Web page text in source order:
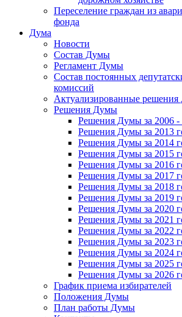
Переселение граждан из
фонда
Дума
Новости
Состав Думы
Регламент Думы
Состав постоянных
комиссий
Актуализированные
Решения Думы
Решения Думы за 2006 -
Решения Думы за 2013
Решения Думы за 2014
Решения Думы за 2015
Решения Думы за 2016
Решения Думы за 2017
Решения Думы за 2018
Решения Думы за 2019
Решения Думы за 2020
Решения Думы за 2021
Решения Думы за 2022
Решения Думы за 2023
Решения Думы за 2024
Решения Думы за 2025
Решения Думы за 2026
График приема избирателей
Положения Думы
План работы Думы